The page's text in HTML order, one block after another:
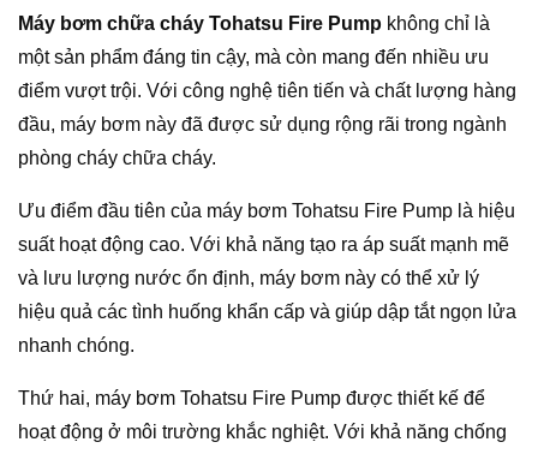
Máy bơm chữa cháy Tohatsu Fire Pump không chỉ là
một sản phẩm đáng tin cậy, mà còn mang đến nhiều ưu
điểm vượt trội. Với công nghệ tiên tiến và chất lượng hàng
đầu, máy bơm này đã được sử dụng rộng rãi trong ngành
phòng cháy chữa cháy.
Ưu điểm đầu tiên của máy bơm Tohatsu Fire Pump là hiệu
suất hoạt động cao. Với khả năng tạo ra áp suất mạnh mẽ
và lưu lượng nước ổn định, máy bơm này có thể xử lý
hiệu quả các tình huống khẩn cấp và giúp dập tắt ngọn lửa
nhanh chóng.
Thứ hai, máy bơm Tohatsu Fire Pump được thiết kế để
hoạt động ở môi trường khắc nghiệt. Với khả năng chống